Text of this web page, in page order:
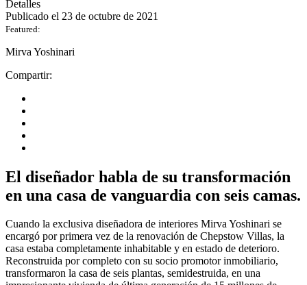
Detalles
Publicado el 23 de octubre de 2021
Featured:
Mirva Yoshinari
Compartir:
El diseñador habla de su transformación
en una casa de vanguardia con seis camas.
Cuando la exclusiva diseñadora de interiores Mirva Yoshinari se
encargó por primera vez de la renovación de Chepstow Villas, la
casa estaba completamente inhabitable y en estado de deterioro.
Reconstruida por completo con su socio promotor inmobiliario,
transformaron la casa de seis plantas, semidestruida, en una